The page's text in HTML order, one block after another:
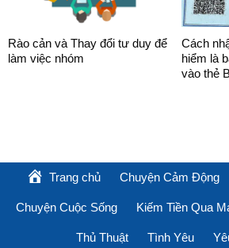
Rào cản và Thay đổi tư duy để
làm việc nhóm
Cách
hiểm là
vào thẻ
Trang chủ Chuyện Cảm Động
Chuyện Cuộc Sống Kiếm Tiền Qua
Thủ Thuật Tình Yêu